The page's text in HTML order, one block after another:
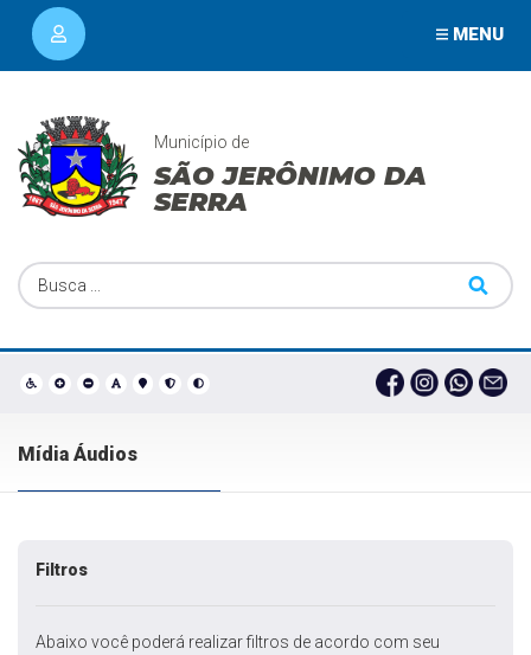
MENU
Município de
SÃO JERÔNIMO DA
SERRA
Mídia Áudios
Filtros
Abaixo você poderá realizar filtros de acordo com seu